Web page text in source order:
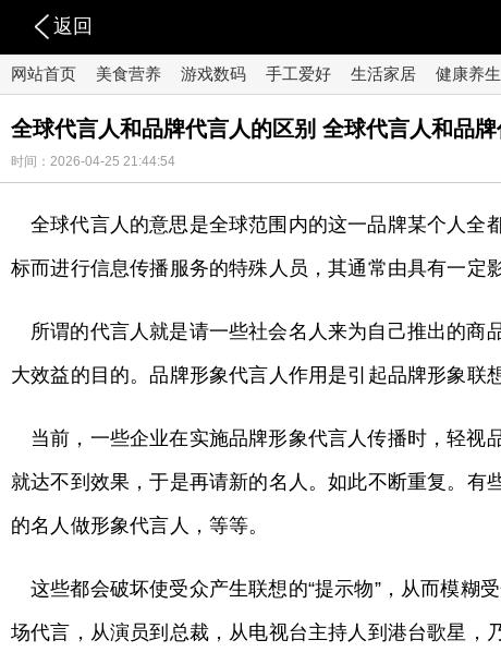
返回
网站首页 美食营养 游戏数码 手工爱好 生活家居 健康养生
全球代言人和品牌代言人的区别 全球代言人和品
时间：2026-04-25 21:44:54
全球代言人的意思是全球范围内的这一品牌某个人全
标而进行信息传播服务的特殊人员，其通常由具有一定
所谓的代言人就是请一些社会名人来为自己推出的
大效益的目的。品牌形象代言人作用是引起品牌形象联
当前，一些企业在实施品牌形象代言人传播时，轻视
就达不到效果，于是再请新的名人。如此不断重复。
的名人做形象代言人，等等。
这些都会破坏使受众产生联想的“提示物”，从而模糊
场代言，从演员到总裁，从电视台主持人到港台歌星，